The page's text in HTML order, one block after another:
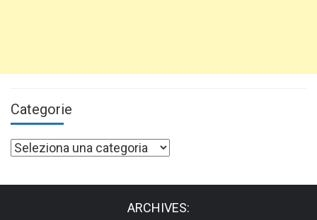
Categorie
Categorie
ARCHIVES: